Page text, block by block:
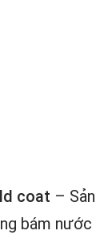
coat – Sản
bám nước